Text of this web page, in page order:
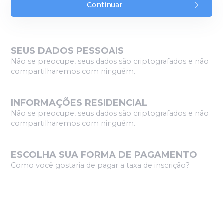
Continuar
SEUS DADOS PESSOAIS
Não se preocupe, seus dados são criptografados e não
compartilharemos com ninguém.
INFORMAÇÕES RESIDENCIAL
Não se preocupe, seus dados são criptografados e não
compartilharemos com ninguém.
ESCOLHA SUA FORMA DE PAGAMENTO
Como você gostaria de pagar a taxa de inscrição?